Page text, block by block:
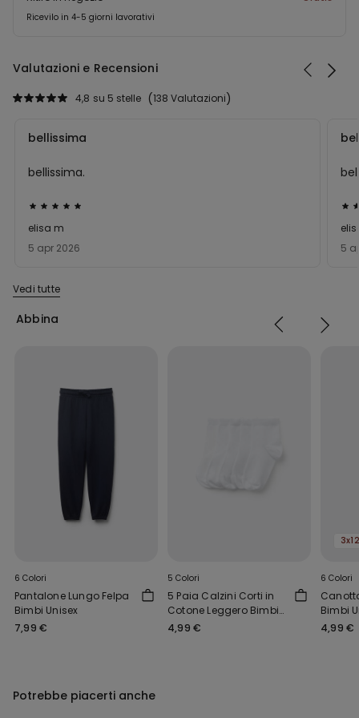
Ricevilo in 4-5 giorni lavorativi
Valutazioni e Recensioni
138 Valutazioni
4,8 su 5 stelle
Valutato
5
su
5 apr 2026
elisa m
bellissima
bellissima.
5
su
5
Vedi tutte
Abbina
6 Colori
Pantalone Lungo Felpa
Bimbi Unisex
7,99 €
5 Colori
5 Paia Calzini Corti in
Cotone Leggero Bimbi
Unisex
4,99 €
6 Colori
Bimbi
4,99 €
Potrebbe piacerti anche